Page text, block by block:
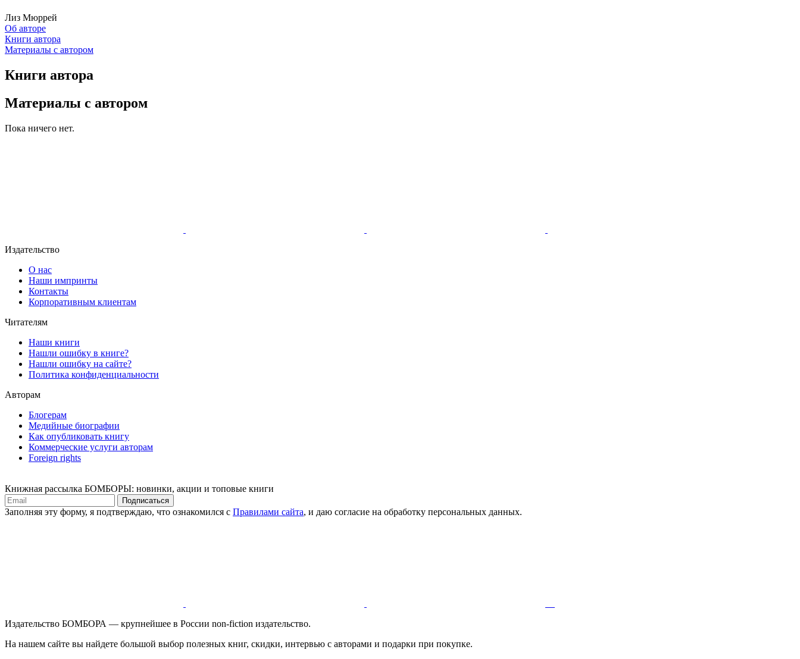
Лиз Мюррей
Об авторе
Книги автора
Материалы с автором
Книги автора
Материалы с автором
Пока ничего нет.
Издательство
О нас
Наши импринты
Контакты
Корпоративным клиентам
Читателям
Наши книги
Нашли ошибку в книге?
Нашли ошибку на сайте?
Политика конфиденциальности
Авторам
Блогерам
Медийные биографии
Как опубликовать книгу
Коммерческие услуги авторам
Foreign rights
Книжная рассылка БОМБОРЫ: новинки, акции и топовые книги
Подписаться
Заполняя эту форму, я подтверждаю, что ознакомился с Правилами сайта, и даю согласие на обработку персональных данных.
Издательство БОМБОРА — крупнейшее в России non-fiction издательство.
На нашем сайте вы найдете большой выбор полезных книг, скидки, интервью с авторами и подарки при покупке.